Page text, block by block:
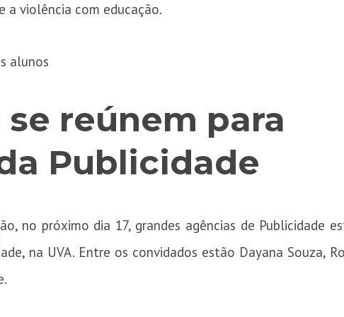
a violência com educação.
alunos
reúnem para
Publicidade
no próximo dia 17, grandes agências de Publicidade
na UVA. Entre os convidados estão Dayana Souza,